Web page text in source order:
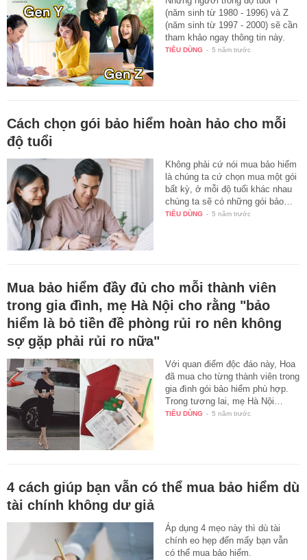
(năm sinh từ 1980 - 1996) và Z
(năm sinh từ 1997 - 2000) sẽ cần
tham khảo ngay thông tin này.
TIÊU DÙNG - 5 năm trước
Cách chọn gói bảo hiểm hoàn hảo cho mỗi
độ tuổi
Không phải cứ nói mua bảo hiểm
là chúng ta cứ chọn mua một gói
bất kỳ, ở mỗi độ tuổi khác nhau
chúng ta sẽ có những gói bảo…
TIÊU DÙNG - 5 năm trước
Mua bảo hiểm đầy đủ cho mỗi thành viên
trong gia đình, mẹ Hà Nội cho rằng "bảo
hiểm là bỏ tiền đề phòng rủi ro nên không
sợ gặp phải rủi ro nữa"
Với quan điểm độc đáo này, Hoa
đã mua cho từng thành viên trong
gia đình gói bảo hiểm phù hợp.
Trong tương lai, mẹ Hà Nội…
TIÊU DÙNG - 5 năm trước
4 cách giúp bạn vẫn có thể mua bảo hiểm dù
tài chính không dư giả
Áp dụng 4 mẹo này thì dù tài
chính eo hẹp đến mấy bạn vẫn
có thể mua bảo hiểm.